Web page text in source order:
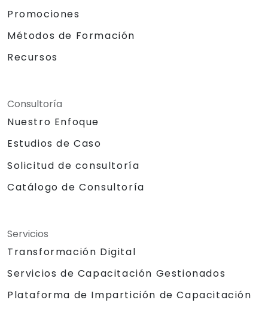
Promociones
Métodos de Formación
Recursos
Consultoría
Nuestro Enfoque
Estudios de Caso
Solicitud de consultoría
Catálogo de Consultoría
Servicios
Transformación Digital
Servicios de Capacitación Gestionados
Plataforma de Impartición de Capacitación